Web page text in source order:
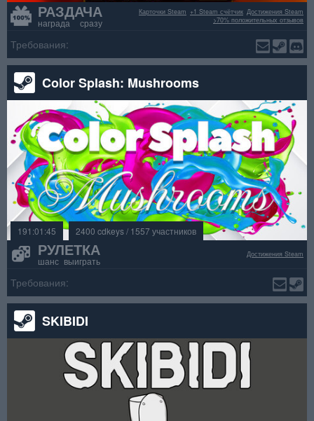
РАЗДАЧА
награда сразу
Достижения Steam
+1 Steam счётчик
Карточки Steam
>70% положительных отзывов
Требования:
Color Splash: Mushrooms
191:01:45 2400 cdkeys / 1557 участников
РУЛЕТКА
шанс выиграть
Достижения Steam
Требования:
SKIBIDI